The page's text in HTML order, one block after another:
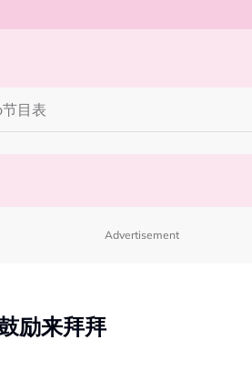
目表
忍者”
日登场
Advertisement
励来拜拜